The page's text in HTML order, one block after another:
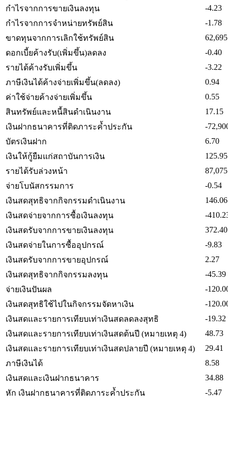
กำไรจากการขายเงินลงทุน
-4.23
กำไรจากการจำหน่ายทรัพย์สิน
-1.78
ขาดทุนจากการเลิกใช้ทรัพย์สิน
ดอกเบี้ยค้างรับ(เพิ่มขึ้น)ลดลง
-0.40
รายได้ค้างรับเพิ่มขึ้น
-3.22
ภาษีเงินได้ค้างจ่ายเพิ่มขึ้น(ลดลง)
0.94
ค่าใช้จ่ายค้างจ่ายเพิ่มขึ้น
0.55
สินทรัพย์และหนี้สินดำเนินงาน
17.15
เงินฝากธนาคารที่ติดภาระค้ำประกัน
-
บัตรเงินฝาก
6.70
เงินให้กู้ยืมแก่สถาบันการเงิน
125.95
รายได้รับล่วงหน้า
จ่ายโบนัสกรรมการ
-0.54
เงินสดสุทธิจากกิจกรรมดำเนินงาน
146.06
เงินสดจ่ายจากการซื้อเงินลงทุน
-
เงินสดรับจากการขายเงินลงทุน
372.40
เงินสดจ่ายในการซื้ออุปกรณ์
-9.83
เงินสดรับจากการขายอุปกรณ์
2.27
เงินสดสุทธิจากกิจกรรมลงทุน
-45.39
จ่ายเงินปันผล
-
เงินสดสุทธิใช้ไปในกิจกรรมจัดหาเงิน
-
เงินสดและรายการเทียบเท่าเงินสดลดลงสุทธิ
-19.32
เงินสดและรายการเทียบเท่าเงินสดต้นปี (หมายเหตุ 4)
48.73
เงินสดและรายการเทียบเท่าเงินสดปลายปี (หมายเหตุ 4)
29.41
ภาษีเงินได้
8.58
เงินสดและเงินฝากธนาคาร
34.88
หัก เงินฝากธนาคารที่ติดภาระค้ำประกัน
-5.47